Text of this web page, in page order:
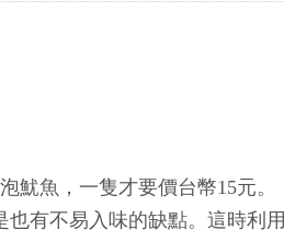
魷魚，一隻才要價台幣15元。
有不易入味的缺點。這時利用